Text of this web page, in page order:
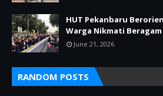
HUT Pekanbaru
Warga Nikmati
June 21, 2026
RANDOM POSTS